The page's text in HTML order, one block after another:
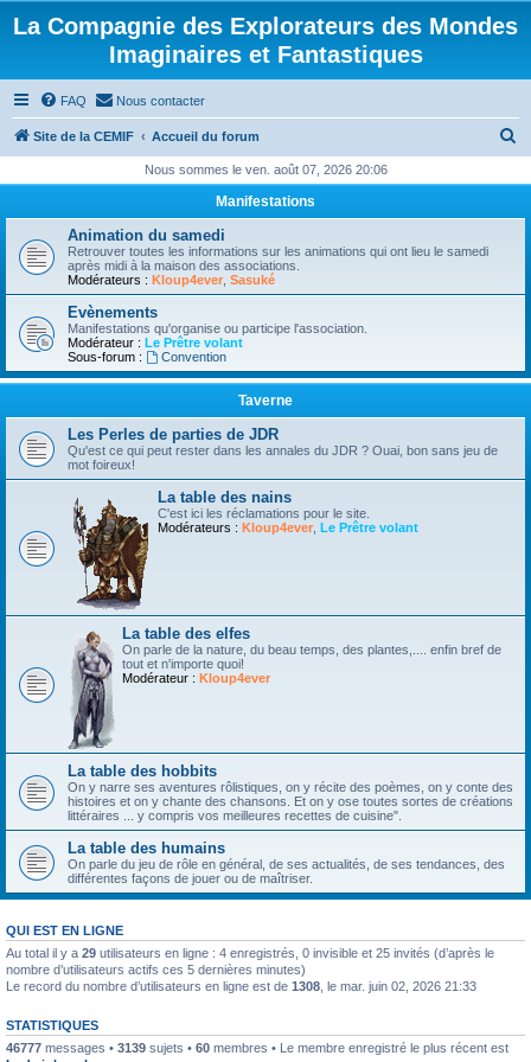
La Compagnie des Explorateurs des Mondes
Imaginaires et Fantastiques
FAQ Nous contacter
Site de la CEMIF Accueil du forum
h
Nous sommes le ven. août 07, 2026 20:06
Manifestations
Animation du samedi
Retrouver toutes les informations sur les animations qui ont lieu le samedi
après midi à la maison des associations.
Modérateurs : Kloup4ever Sasuké
Evènements
Manifestations qu'organise ou participe l'association.
Modérateur : Le Prêtre volant
Sous-forum :
Convention
Taverne
Les Perles de parties de JDR
Qu'est ce qui peut rester dans les annales du JDR ? Ouai, bon sans jeu de
mot foireux!
La table des nains
C'est ici les réclamations pour le site.
Modérateurs : Kloup4ever Le Prêtre volant
La table des elfes
On parle de la nature, du beau temps, des plantes,.... enfin bref de
tout et n'importe quoi!
Modérateur : Kloup4ever
La table des hobbits
On y narre ses aventures rôlistiques, on y récite des poèmes, on y conte des
histoires et on y chante des chansons. Et on y ose toutes sortes de créations
littéraires ... y compris vos meilleures recettes de cuisine".
La table des humains
On parle du jeu de rôle en général, de ses actualités, de ses tendances, des
différentes façons de jouer ou de maîtriser.
QUI EST EN LIGNE
Au total il y a 29 utilisateurs en ligne : 4 enregistrés, 0 invisible et 25 invités (d’après le
nombre d’utilisateurs actifs ces 5 dernières minutes)
Le record du nombre d’utilisateurs en ligne est de 1308 , le mar. juin 02, 2026 21:33
STATISTIQUES
46777 messages • 3139 sujets • 60 membres • Le membre enregistré le plus récent est